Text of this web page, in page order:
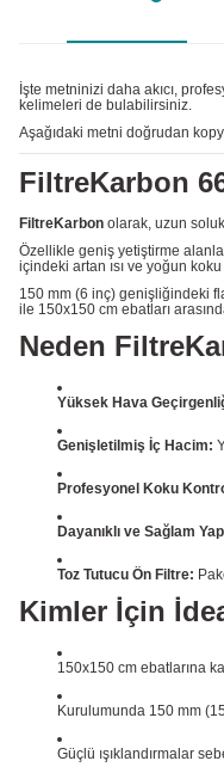
İşte metninizi daha akıcı,
kelimeleri de bulabilirsiniz.
Aşağıdaki metni doğrudan
FiltreKarbon
FiltreKarbon olarak, uzun
Özellikle geniş yetiştirme
içindeki artan ısı ve yoğun
150 mm (6 inç) genişliğindeki
ile 150x150 cm ebatları
Neden
Yüksek Hava
Genişletilmiş İç Hacim:
Profesyonel Koku
Dayanıklı ve Sağlam
Toz Tutucu Ön Filtre:
Kimler İçin
150x150 cm ebatlarına
Kurulumunda 150 mm
Güçlü ışıklandırmalar